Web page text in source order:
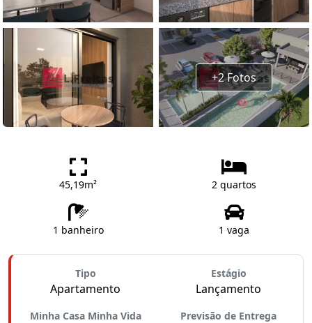
+2 Fotos
45,19m² 2 quartos
1 banheiro 1 vaga
Tipo
Apartamento
Estágio
Lançamento
Minha Casa Minha Vida Previsão de Entrega